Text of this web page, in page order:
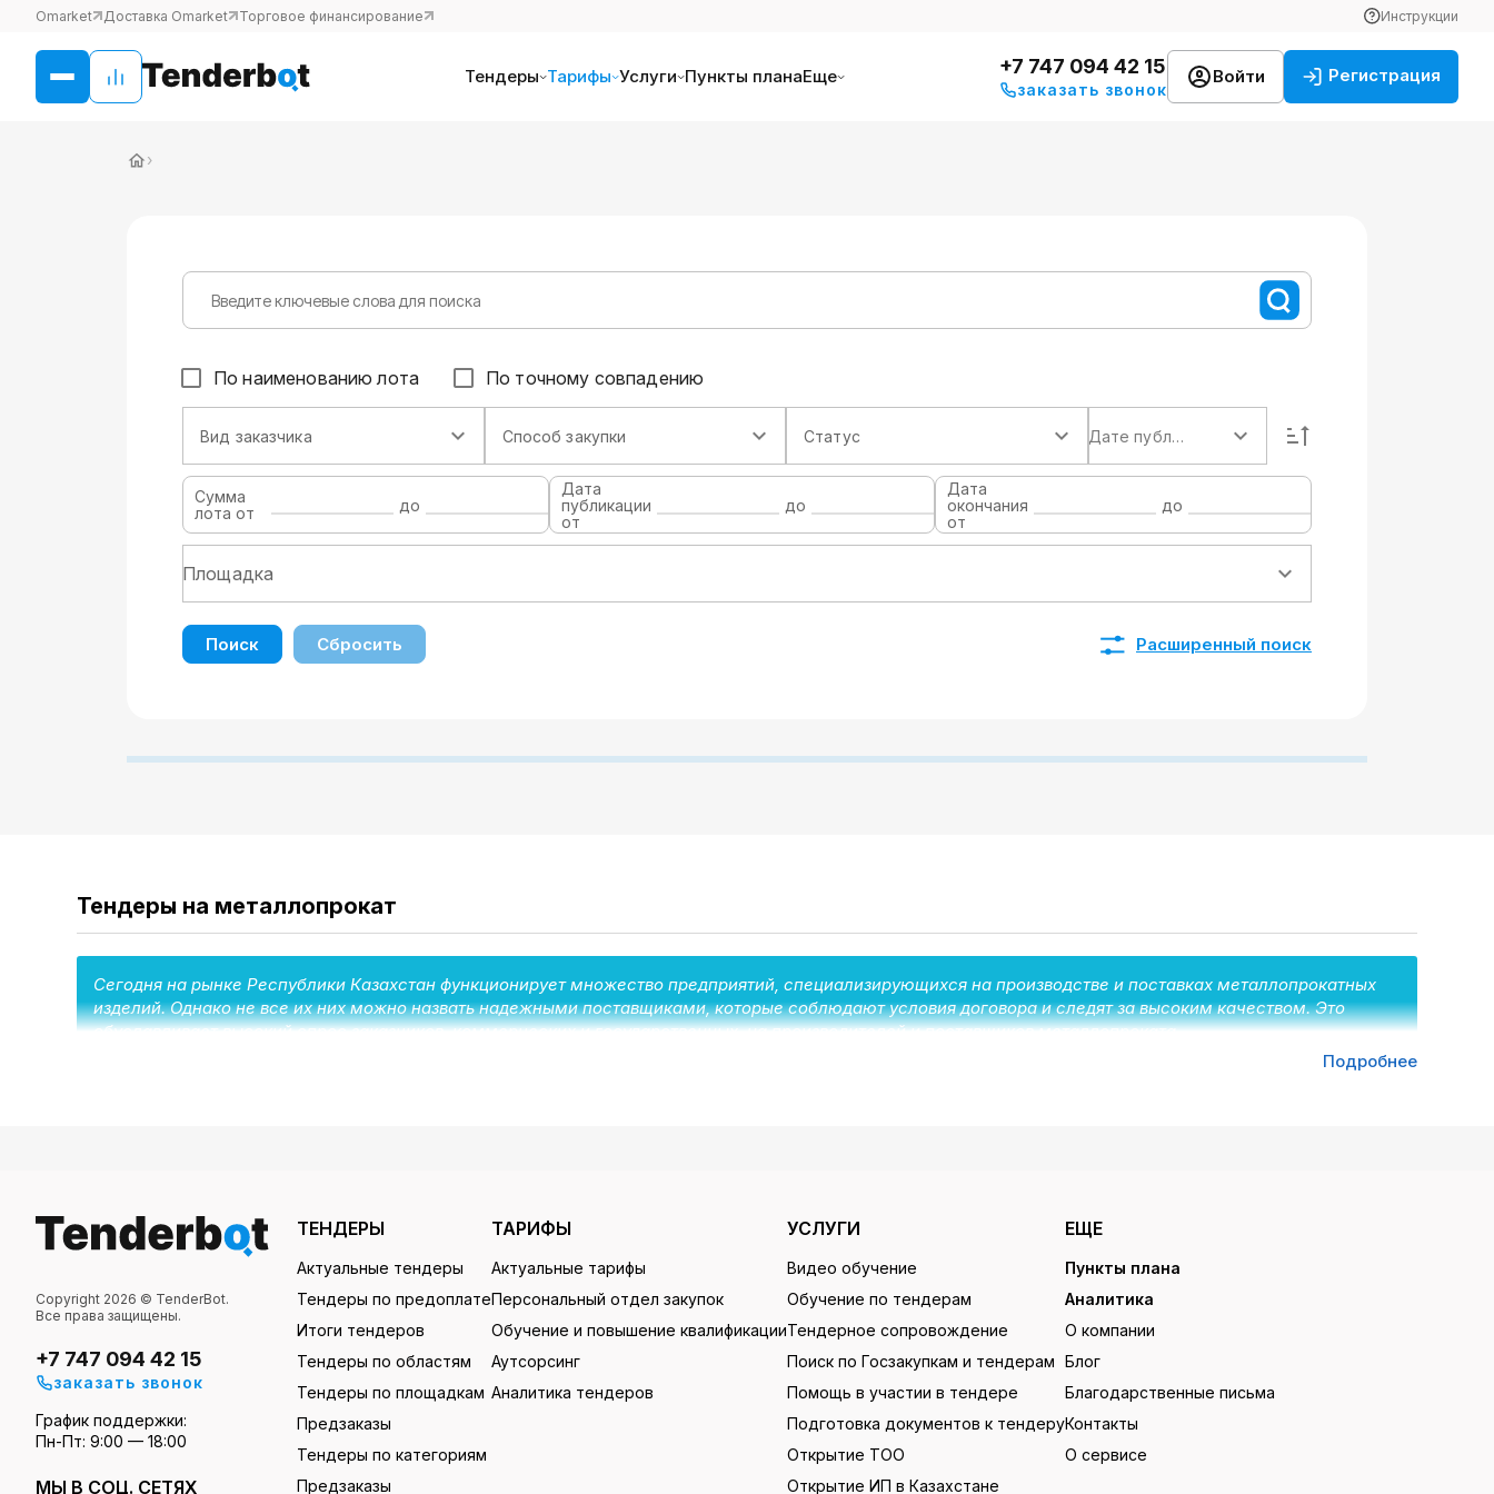
Omarket Доставка Omarket Торговое финансирование Инструкции
Тендеры Тарифы Услуги Пункты планаЕще +7 747 094 42 15
заказать звонок
Войти Регистрация
›
По наименованию лота По точному совпадению
Вид заказчика Способ закупки Статус Дате публикации
Сумма
лота от
до
Дата
публикации
от
до
Дата
окончания
от
до
Поиск Сбросить Расширенный поиск
Тендеры на металлопрокат
Сегодня на рынке Республики Казахстан функционирует множество предприятий, специализирующихся на производстве и поставках металлопрокатных
изделий. Однако не все их них можно назвать надежными поставщиками, которые соблюдают условия договора и следят за высоким качеством. Это
обуславливает высокий спрос заказчиков, коммерческих и государственных, на производителей и поставщиков металлопроката.
Тендербот – это казахстанский сервис, который объединил все необходимое для работы с тендерными сделками. Заказчики, исполнители и инвесторы
могут увеличить эффективность тендерных сделок, используя следующие инструменты:
Поиск предложений
максимум за 5 минут с выгрузкой всех предложений в Excel-таблицу (с таблицей можно работать оффлайн или отправить ее
Поиск партнеров
для участия в коллективных закупках. В бесплатном тарифе можно просмотреть объявления потенциальных партнеров и оставить
комментарии к ним. В платной подписке можно оставлять объявления самостоятельно и просматривать контакты участников тендеров.
Подробнее
Copyright 2026 © TenderBot.
Все права защищены.
+7 747 094 42 15
заказать звонок
График поддержки:
Пн-Пт: 9:00 — 18:00
МЫ В СОЦ. СЕТЯХ
ТЕНДЕРЫ
Актуальные тендеры
Тендеры по предоплате
Итоги тендеров
Тендеры по областям
Тендеры по площадкам
Предзаказы
Тендеры по категориям
Предзаказы
ТАРИФЫ
Актуальные тарифы
Персональный отдел закупок
Обучение и повышение квалификации
Аутсорсинг
Аналитика тендеров
УСЛУГИ
Видео обучение
Обучение по тендерам
Тендерное сопровождение
Поиск по Госзакупкам и тендерам
Помощь в участии в тендере
Подготовка документов к тендеру
Открытие ТОО
Открытие ИП в Казахстане
ЕЩЕ
Пункты плана
Аналитика
О компании
Блог
Благодарственные письма
Контакты
О сервисе